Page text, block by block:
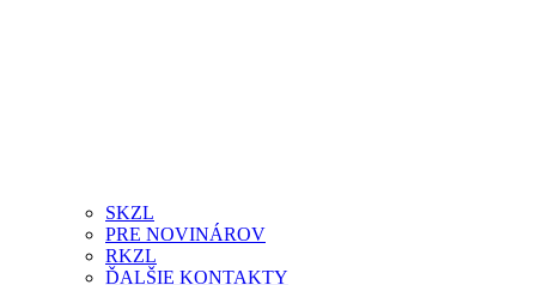
SKZL
PRE NOVINÁROV
RKZL
ĎALŠIE KONTAKTY